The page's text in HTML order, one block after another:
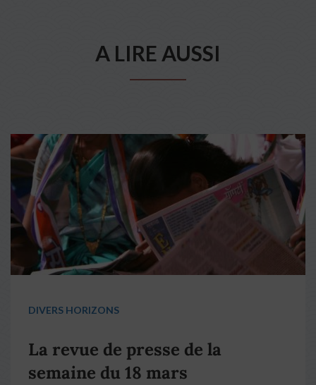
A LIRE AUSSI
DIVERS HORIZONS
La revue de presse de la
semaine du 18 mars